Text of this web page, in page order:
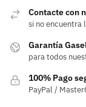
Contacte con
si no encuentra
Garantía
para todos
100% Pago
PayPal /